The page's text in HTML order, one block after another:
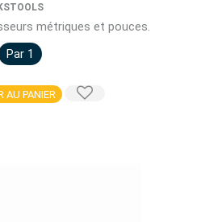
métriques et pouces.
Par 1
AU PANIER